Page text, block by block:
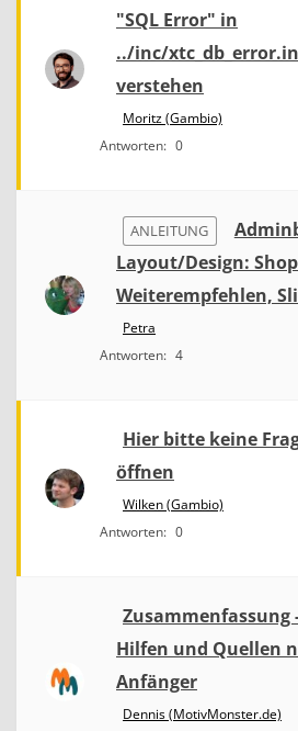
"SQL Error" in
../inc/
verstehen
Moritz (Gambio)
Antworten: 0
ANLEITUNG
Layout/Design:
Weiterempfehlen,
Petra
Antworten: 4
Hier bitte keine
öffnen
Wilken (Gambio)
Antworten: 0
Zusammenfassung
Hilfen und Quellen
Anfänger
Dennis (MotivMonster.de)